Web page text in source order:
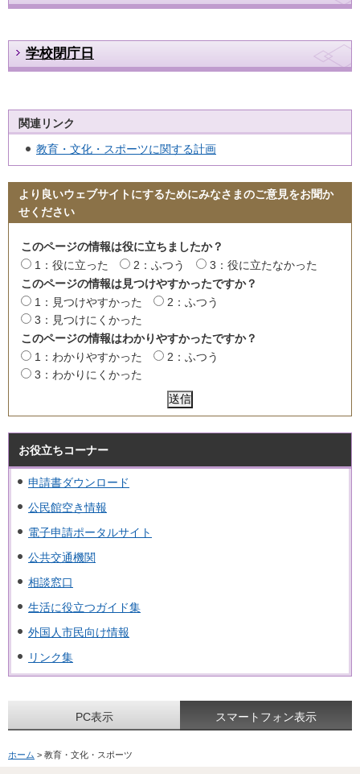
学校閉庁日
関連リンク
教育・文化・スポーツに関する計画
より良いウェブサイトにするためにみなさまのご意見をお聞か
せください
このページの情報は役に立ちましたか？
1：役に立った
2：ふつう
3：役に立たなかった
このページの情報は見つけやすかったですか？
1：見つけやすかった
2：ふつう
3：見つけにくかった
このページの情報はわかりやすかったですか？
1：わかりやすかった
2：ふつう
3：わかりにくかった
お役立ちコーナー
申請書ダウンロード
公民館空き情報
電子申請ポータルサイト
公共交通機関
相談窓口
生活に役立つガイド集
外国人市民向け情報
リンク集
PC表示 スマートフォン表示
ホーム > 教育・文化・スポーツ